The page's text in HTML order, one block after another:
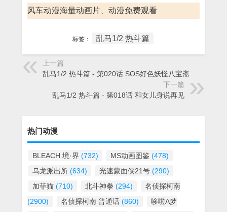
风车动漫海量动画片、动漫免费观看
标签： 乱马1/2 热斗篇
上一篇
乱马1/2 热斗篇 - 第020话 SOS好色妖怪八宝斋
下一篇
乱马1/2 热斗篇 - 第018话 和女儿身说再见
热门动漫
BLEACH 境·界 (732) MS动画图鉴 (478)
乌龙派出所 (634) 光速蒙面侠21号 (290)
加菲猫 (710) 北斗神拳 (294)
名侦探柯南
(2900)
名侦探柯南 普通话 (860)
哆啦A梦